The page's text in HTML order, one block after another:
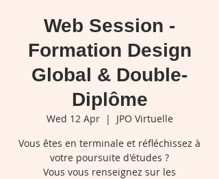
Web Session -
Formation Design
Global & Double-
Diplôme
Wed 12 Apr
  |
JPO Virtuelle
Vous êtes en terminale et réfléchissez à
votre poursuite d'études ?
Vous vous renseignez sur les